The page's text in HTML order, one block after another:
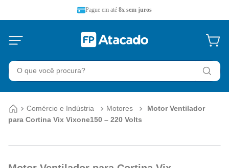
Pague em até 8x sem juros
O que você procura?
Comércio e Indústria Motores
Motor Ventilador
para Cortina Vix Vixone150 – 220 Volts